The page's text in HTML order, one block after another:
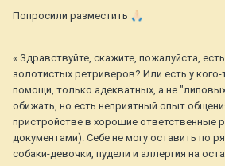
Попросили разместить 🙏🏻
« Здравствуйте, скажите, пожалуйста,
золотистых ретриверов? Или есть у кого-
помощи, только адекватных, а не
обижать, но есть неприятный опыт
пристройстве в хорошие ответственные
документами). Себе не могу оставить по
собаки-девочки, пудели и аллергия на